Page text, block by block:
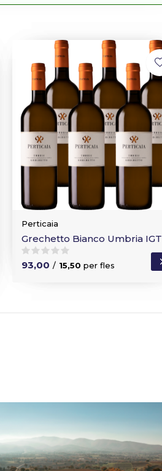
Perticaia
Grechetto Bianco Umbria IGT
93,00 / 15,50 per fles